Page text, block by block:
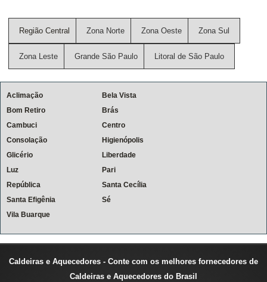
Região Central Zona Norte Zona Oeste Zona Sul
Zona Leste Grande São Paulo Litoral de São Paulo
Aclimação
Bela Vista
Bom Retiro
Brás
Cambuci
Centro
Consolação
Higienópolis
Glicério
Liberdade
Luz
Pari
República
Santa Cecília
Santa Efigênia
Sé
Vila Buarque
Caldeiras e Aquecedores - Conte com os melhores fornecedores de
Caldeiras e Aquecedores do Brasil